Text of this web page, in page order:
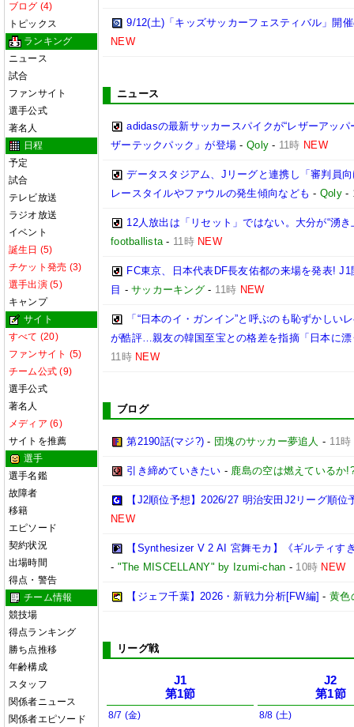
ブログ (4)
トピックス
ランキング
ニュース
試合
ファンサイト
選手公式
著名人
日程
予定
試合
テレビ放送
ラジオ放送
イベント
誕生日 (5)
チケット発売 (3)
選手出演 (5)
キャンプ
サイト
すべて (20)
ファンサイト (5)
チーム公式 (9)
選手公式
著名人
メディア (6)
サイトを推薦
選手
選手名鑑
故障者
移籍
エピソード
契約状況
出場時間
得点・警告
チーム情報
競技場
得点ランキング
勝ち点推移
年齢構成
スタッフ
関係者ニュース
関係者エピソード
9/12(土)「キッズサッカーフェスティバル」開
NEW
ニュース
adidasの最新サッカースパイクが“レザーアッ
ザーテックパック」が登場 -Qoly - 11時 NEW
データスタジアム、Jリーグと連携し「審判員
レースタイルやファウルの発生傾向なども - Qoly-
12人放出は「リセット」ではない。大分が“湧
footballista- 11時 NEW
FC東京、日本代表DF長友佑都の来場を発表!
目 -サッカーキング- 11時 NEW
「“日本のイ・ガンイン”と呼ぶのも恥ずかしい
が酷評…親友の韓国至宝との格差を指摘「日本に漂
11時 NEW
ブログ
第2190話(マジ?) - 団塊のサッカー夢追人 - 11時
引き締めていきたい - 鹿島の空は燃えているか
【J2順位予想】2026/27 明治安田J2リーグ順位
NEW
【Synthesizer V 2 AI 宮舞モカ】《ギルティ
- "The MISCELLANY" by Izumi-chan - 10時 NEW
【ジェフ千葉】2026・新戦力分析[FW編] - 黄色
リーグ戦
J1
第1節
8/7 (金)
J2
第1節
8/8 (土)